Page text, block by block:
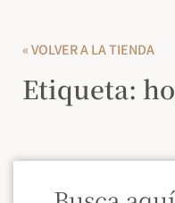
« VOLVER A LA TIENDA
Etiqueta: